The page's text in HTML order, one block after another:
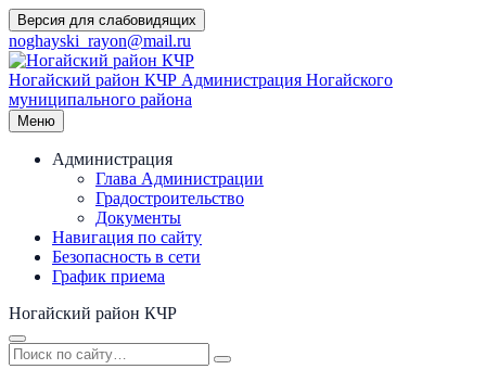
Перейти
к
содержимому
Версия для слабовидящих
noghayski_rayon@mail.ru
Ногайский район КЧР Администрация Ногайского
муниципального района
Меню
Администрация
Глава Администрации
Градостроительство
Документы
Навигация по сайту
Безопасность в сети
График приема
Ногайский район КЧР